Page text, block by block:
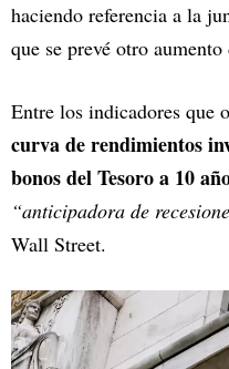
haciendo referencia a la
que se prevé otro
Entre los indicadores que
curva de rendimientos
bonos del Tesoro a 10
“anticipadora de
Wall Street.